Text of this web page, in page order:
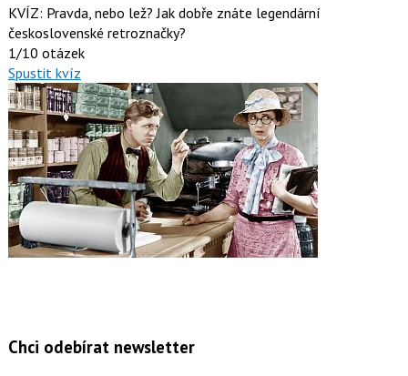
KVÍZ: Pravda, nebo lež? Jak dobře znáte legendární
československé retroznačky?
1/10 otázek
Spustit kvíz
Chci odebírat newsletter